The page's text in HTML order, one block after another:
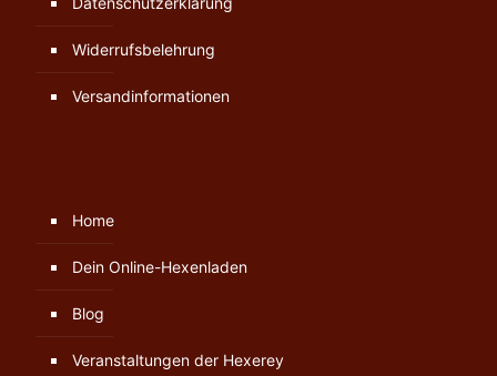
Widerrufsbelehrung
Versandinformationen
Home
Dein Online-Hexenladen
Blog
Veranstaltungen der Hexerey